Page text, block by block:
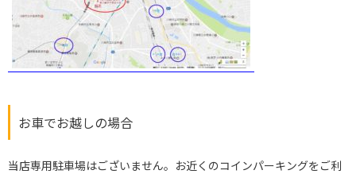
お車でお越しの場合
当店専用駐車場はございません。お近くのコインパーキングをご利